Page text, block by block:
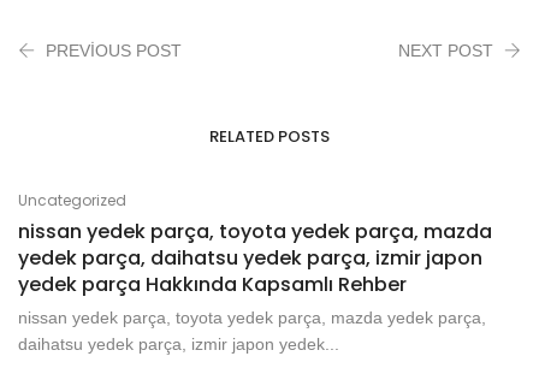
PREVIOUS POST NEXT POST
RELATED POSTS
Uncategorized
nissan yedek parça, toyota yedek parça, mazda
yedek parça, daihatsu yedek parça, izmir japon
yedek parça Hakkında Kapsamlı Rehber
nissan yedek parça, toyota yedek parça, mazda yedek parça,
daihatsu yedek parça, izmir japon yedek...